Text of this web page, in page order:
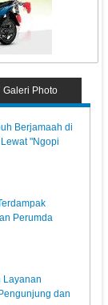
Galeri Photo
Berjamaah di
"Ngopi
Perumda
Layanan
dan